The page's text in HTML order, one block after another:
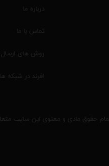
حقوق مادی و معنوی این سایت
درباره ما
تماس با ما
روش های ارسال
افرند در شبکه